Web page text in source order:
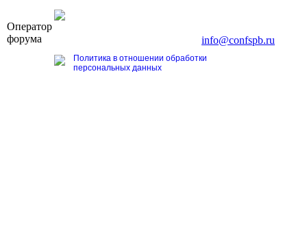
Оператор
форума
info@confspb.ru
Политика в отношении обработки
персональных данных